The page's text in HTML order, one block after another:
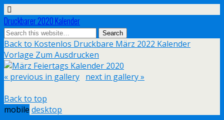
Druckbarer 2020 Kalender
Back to Kostenlos Druckbare März 2022 Kalender
Vorlage Zum Ausdrucken
« previous in gallery next in gallery »
Back to top
mobile desktop